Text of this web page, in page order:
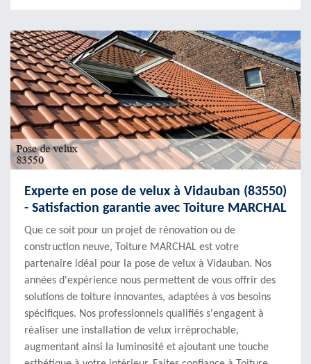
Experte en pose de velux à Vidauban (83550)
- Satisfaction garantie avec Toiture MARCHAL
Que ce soit pour un projet de rénovation ou de
construction neuve, Toiture MARCHAL est votre
partenaire idéal pour la pose de velux à Vidauban. Nos
années d'expérience nous permettent de vous offrir des
solutions de toiture innovantes, adaptées à vos besoins
spécifiques. Nos professionnels qualifiés s'engagent à
réaliser une installation de velux irréprochable,
augmentant ainsi la luminosité et ajoutant une touche